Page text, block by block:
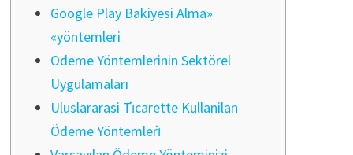
Google Play Bakiyesi Alma»
«yöntemleri
Ödeme Yöntemlerinin Sektörel
Uygulamaları
Uluslararasi Ti̇carette Kullanilan
Ödeme Yöntemleri̇